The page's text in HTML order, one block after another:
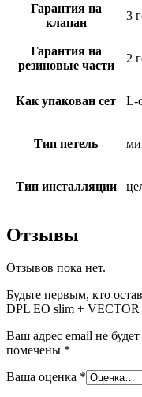
Гарантия на
клапан
3
Гарантия на
резиновые части
2
Как упакован сет L-
Тип петель
Тип инсталляции
Отзывы
Отзывов пока нет.
Будьте первым, кто
DPL EO slim +
Ваш адрес email не
помечены *
Ваша оценка *